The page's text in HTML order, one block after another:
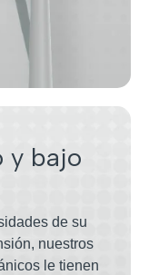
y bajo
de su
nuestros
le tienen